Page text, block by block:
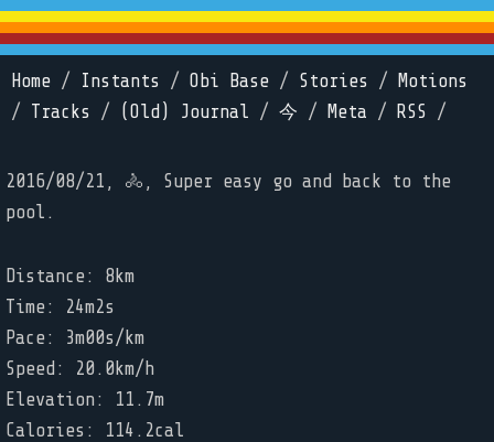
Home / Instants / Obi Base / Stories /
Motions
/ Tracks / (Old) Journal / 今 / Meta / RSS /
2016/08/21, 🚴, Super easy go and back to the
pool.
Distance: 8km
Time: 24m2s
Pace: 3m00s/km
Speed: 20.0km/h
Elevation: 11.7m
Calories: 114.2cal